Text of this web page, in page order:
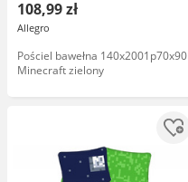
108,99 zł
Allegro
Pościel bawełna 140x2001p70x90
Minecraft zielony